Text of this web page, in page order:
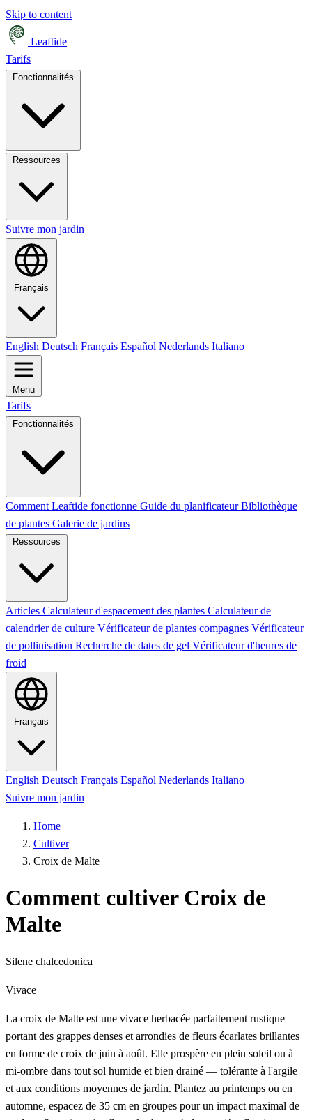
Skip to content
Leaftide
Tarifs
Suivre mon jardin
Français
English Deutsch Français Español Nederlands Italiano
Menu
Tarifs
Fonctionnalités
Comment Leaftide fonctionne Guide du planificateurBibliothèque
de plantes Galerie de jardins
Ressources
Articles Calculateur d'espacement des plantes Calculateur de
calendrier de culture Vérificateur de plantes compagnes Vérificateur
de pollinisation Recherche de dates de gel Vérificateur d'heures de
froid
Français
English Deutsch Français Español Nederlands Italiano
Suivre mon jardin
Home
Cultiver
Croix de Malte
Comment cultiver Croix de
Malte
Silene chalcedonica
Vivace
La croix de Malte est une vivace herbacée parfaitement rustique
portant des grappes denses et arrondies de fleurs écarlates brillantes
en forme de croix de juin à août. Elle prospère en plein soleil ou à
mi-ombre dans tout sol humide et bien drainé — tolérante à l'argile
et aux conditions moyennes de jardin. Plantez au printemps ou en
automne, espacez de 35 cm en groupes pour un impact maximal de